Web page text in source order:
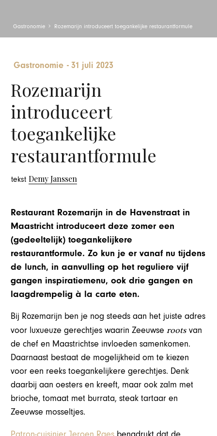
Gastronomie Rozemarijn introduceert toegankelijke restaurantformule
Gastronomie -31 juli 2023
Rozemarijn
introduceert
toegankelijke
restaurantformule
tekstDemy Janssen
Restaurant Rozemarijn in de Havenstraat in
Maastricht introduceert deze zomer een
(gedeeltelijk) toegankelijkere
restaurantformule. Zo kun je er vanaf nu tijdens
de lunch, in aanvulling op het reguliere vijf
gangen inspiratiemenu, ook drie gangen en
laagdrempelig à la carte eten.
Bij Rozemarijn ben je nog steeds aan het juiste adres
voor luxueuze gerechtjes waarin Zeeuwseroots van
de chef en Maastrichtse invloeden samenkomen.
Daarnaast bestaat de mogelijkheid om te kiezen
voor een reeks toegankelijkere gerechtjes. Denk
daarbij aan oesters en kreeft, maar ook zalm met
brioche, tomaat met burrata, steak tartaar en
Zeeuwse mosseltjes.